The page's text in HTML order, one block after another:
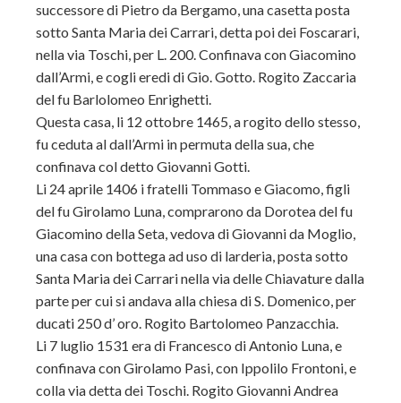
successore di Pietro da Bergamo, una casetta posta
sotto Santa Maria dei Carrari, detta poi dei Foscarari,
nella via Toschi, per L. 200. Confinava con Giacomino
dall’Armi, e cogli eredi di Gio. Gotto. Rogito Zaccaria
del fu Barlolomeo Enrighetti.
Questa casa, li 12 ottobre 1465, a rogito dello stesso,
fu ceduta al dall’Armi in permuta della sua, che
confinava col detto Giovanni Gotti.
Li 24 aprile 1406 i fratelli Tommaso e Giacomo, figli
del fu Girolamo Luna, comprarono da Dorotea del fu
Giacomino della Seta, vedova di Giovanni da Moglio,
una casa con bottega ad uso di larderia, posta sotto
Santa Maria dei Carrari nella via delle Chiavature dalla
parte per cui si andava alla chiesa di S. Domenico, per
ducati 250 d’ oro. Rogito Bartolomeo Panzacchia.
Li 7 luglio 1531 era di Francesco di Antonio Luna, e
confinava con Girolamo Pasi, con Ippolilo Frontoni, e
colla via detta dei Toschi. Rogito Giovanni Andrea